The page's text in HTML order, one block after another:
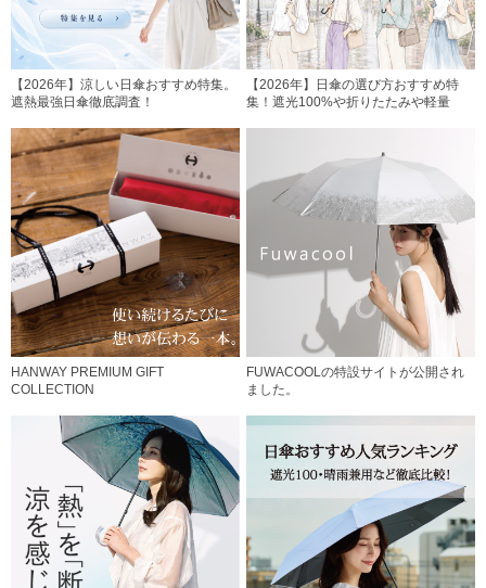
【2026年】涼しい日傘おすすめ特集。
遮熱最強日傘徹底調査！
【2026年】日傘の選び方おすすめ特
集！遮光100%や折りたたみや軽量
HANWAY PREMIUM GIFT
COLLECTION
FUWACOOLの特設サイトが公開され
ました。